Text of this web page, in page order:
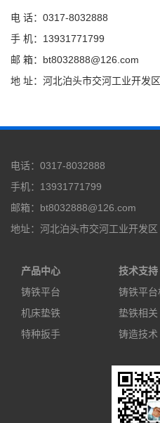
电 话：0317-8032888
手 机：13931771799
邮 箱：bt8032888@126.com
地 址：河北泊头市交河工业开发区
电话：0317-8032888
手机：13931771799
邮箱：bt8032888@126.com
地址：河北泊头市交河工业开发区
产品中心
铸铁平台
机床垫铁
特种扳手
技术支持
铸铁平台
垫铁相关
铸造技术